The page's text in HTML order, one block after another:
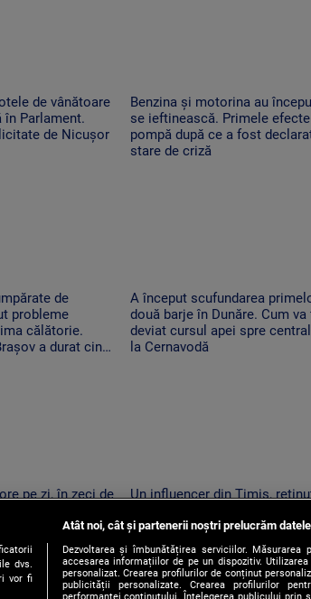
de vânătoare
în Parlament.
de Nicușor
Benzina și motorina au
se ieftinească. Primele
pompă după ce a fost
stare de criză
de
probleme
călătorie.
a durat cinci
A început scufundarea
două barje în Dunăre. Cum va
deviat cursul apei spre
la Cernavodă
pe zi, în zeci de
de la robinet
Un influencer din Timiș,
pe TikTok
dvs.
vor fi
Atât noi, cât și partenerii noștri prelucrăm
Dezvoltarea și îmbunătățirea serviciilor.
accesarea informațiilor de pe un dispozitiv.
personalizat. Crearea profilurilor de conținut
publicității personalizate. Crearea profilurilor